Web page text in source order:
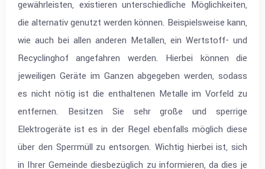
gewährleisten, existieren unterschiedliche Möglichkeiten,
die alternativ genutzt werden können. Beispielsweise kann,
wie auch bei allen anderen Metallen, ein Wertstoff- und
Recyclinghof angefahren werden. Hierbei können die
jeweiligen Geräte im Ganzen abgegeben werden, sodass
es nicht nötig ist die enthaltenen Metalle im Vorfeld zu
entfernen. Besitzen Sie sehr große und sperrige
Elektrogeräte ist es in der Regel ebenfalls möglich diese
über den Sperrmüll zu entsorgen. Wichtig hierbei ist, sich
in Ihrer Gemeinde diesbezüglich zu informieren, da dies je